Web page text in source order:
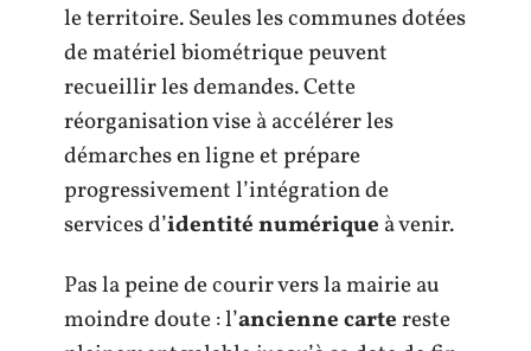
le territoire. Seules les communes dotées
de matériel biométrique peuvent
recueillir les demandes. Cette
réorganisation vise à accélérer les
démarches en ligne et prépare
progressivement l’intégration de
services d’identité numérique à venir.
Pas la peine de courir vers la mairie au
moindre doute : l’ancienne cartereste